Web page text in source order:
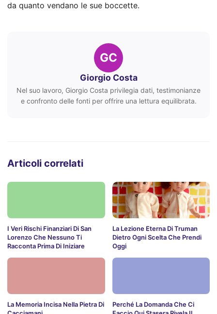
da quanto vendano le sue boccette.
GC
Giorgio Costa
Nel suo lavoro, Giorgio Costa privilegia dati, testimonianze
e confronto delle fonti per offrire una lettura equilibrata.
Articoli correlati
I Veri Rischi Finanziari Di San
Lorenzo Che Nessuno Ti
Racconta Prima Di Iniziare
La Lezione Eterna Di Truman
Dietro Ogni Scelta Che Prendi
Oggi
La Memoria Incisa Nella Pietra Di
Perché La Domanda Che Ci